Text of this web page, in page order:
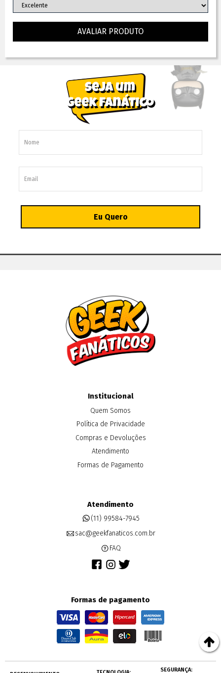
AVALIAR PRODUTO
Institucional
Quem Somos
Política de Privacidade
Compras e Devoluções
Atendimento
Formas de Pagamento
Atendimento
(11) 99584-7945
sac@geekfanaticos.com.br
FAQ
Formas de pagamento
SEGURANÇA: